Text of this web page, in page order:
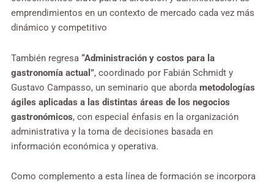
emprendimientos en un contexto de mercado cada vez más
dinámico y competitivo
También regresa “Administración y costos para la
gastronomía actual”, coordinado por Fabián Schmidt y
Gustavo Campasso, un seminario que aborda metodologías
ágiles aplicadas a las distintas áreas de los negocios
gastronómicos, con especial énfasis en la organización
administrativa y la toma de decisiones basada en
información económica y operativa.
Como complemento a esta línea de formación se incorpora